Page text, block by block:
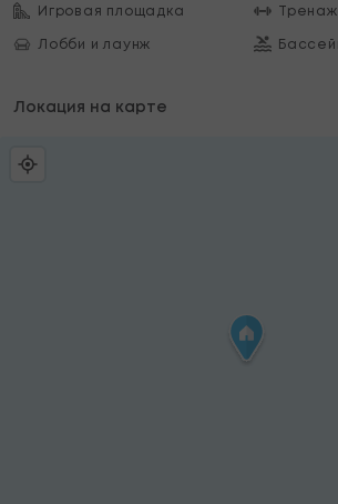
Игровая площадка
Лобби и лаунж
Локация на карте